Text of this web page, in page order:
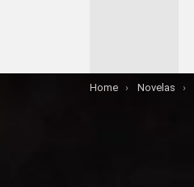
You are here:
Home Novelas